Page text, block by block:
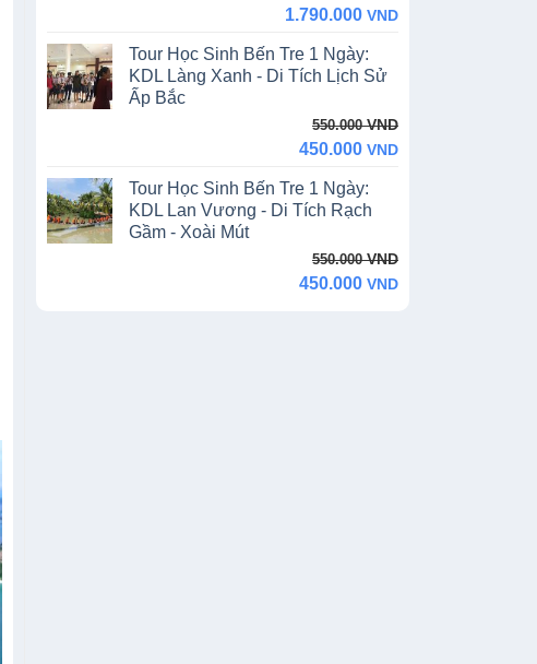
1.990.000 VND.
1.790.000 VND
1.790.000 VND.
Tour Học Sinh Bến Tre 1 Ngày:
KDL Làng Xanh - Di Tích Lịch Sử
Ấp Bắc
550.000VND
550.000 VND.
450.000 VND
450.000 VND.
Tour Học Sinh Bến Tre 1 Ngày:
KDL Lan Vương - Di Tích Rạch
Gầm - Xoài Mút
550.000VND
450.000 VND